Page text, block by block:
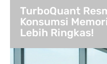
TurboQuant
Konsumsi
Lebih Ringkas!